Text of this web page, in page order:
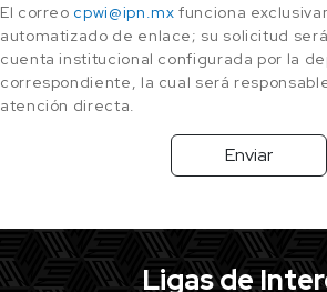
El correo cpwi@ipn.mx funciona
automatizado de enlace; su solicitud
cuenta institucional configurada por la
correspondiente, la cual será
atención directa.
Enviar
Ligas de